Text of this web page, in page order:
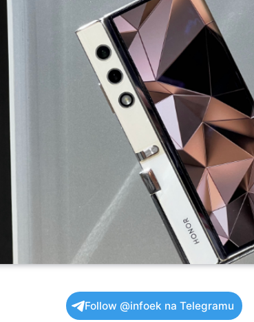
Follow @infoek na Telegramu